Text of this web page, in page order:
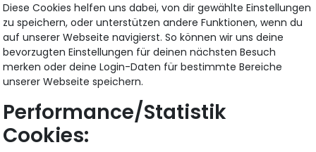
Diese Cookies helfen uns dabei, von dir gewählte Einstellungen
zu speichern, oder unterstützen andere Funktionen, wenn du
auf unserer Webseite navigierst. So können wir uns deine
bevorzugten Einstellungen für deinen nächsten Besuch
merken oder deine Login-Daten für bestimmte Bereiche
unserer Webseite speichern.
Performance/Statistik
Cookies: